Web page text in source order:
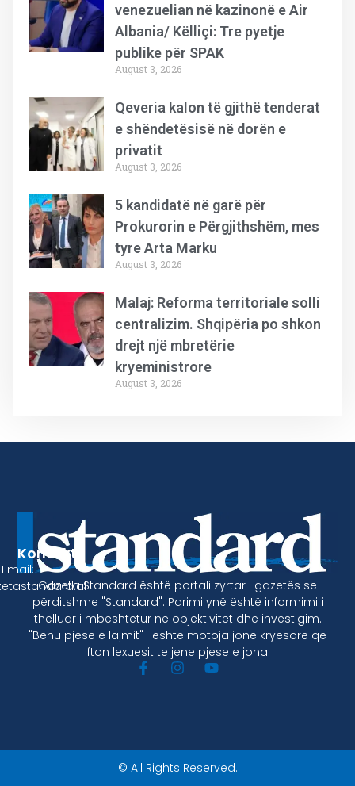
venezuelian në kazinonë e Air
Albania/ Këlliçi: Tre pyetje
publike për SPAK
August 3, 2026
Qeveria kalon të gjithë tenderat
e shëndetësisë në dorën e
privatit
August 3, 2026
5 kandidatë në garë për
Prokurorin e Përgjithshëm, mes
tyre Arta Marku
August 3, 2026
Malaj: Reforma territoriale solli
centralizim. Shqipëria po shkon
drejt një mbretërie
kryeministrore
August 3, 2026
Gazeta Standard është portali zyrtar i gazetës se
përditshme "Standard". Parimi ynë është informimi i
thelluar i mbeshtetur ne objektivitet dhe investigim.
"Behu pjese e lajmit"- eshte motoja jone kryesore qe
fton lexuesit te jene pjese e jona
Kontakt
Email:
© All Rights Reserved.